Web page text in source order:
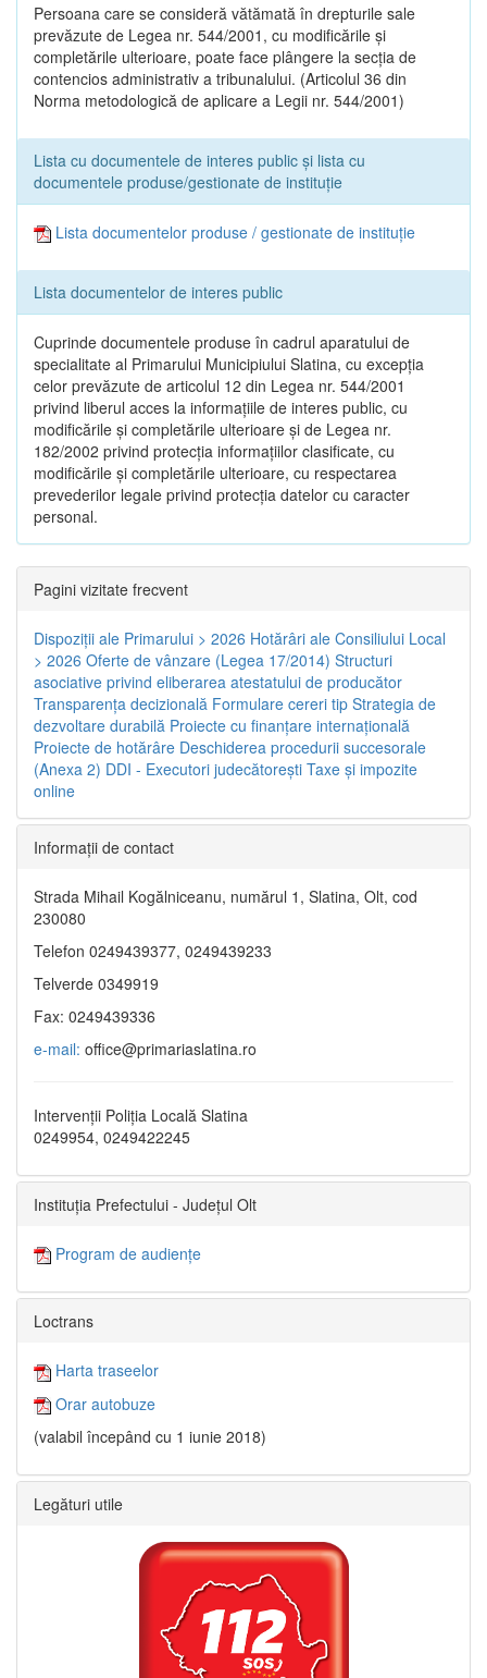
Persoana care se consideră vătămată în drepturile sale
prevăzute de Legea nr. 544/2001, cu modificările şi
completările ulterioare, poate face plângere la secţia de
contencios administrativ a tribunalului. (Articolul 36 din
Norma metodologică de aplicare a Legii nr. 544/2001)
Lista cu documentele de interes public și lista cu
documentele produse/gestionate de instituție
Lista documentelor produse / gestionate de instituție
Lista documentelor de interes public
Cuprinde documentele produse în cadrul aparatului de
specialitate al Primarului Municipiului Slatina, cu excepția
celor prevăzute de articolul 12 din Legea nr. 544/2001
privind liberul acces la informațiile de interes public, cu
modificările și completările ulterioare și de Legea nr.
182/2002 privind protecția informațiilor clasificate, cu
modificările și completările ulterioare, cu respectarea
prevederilor legale privind protecția datelor cu caracter
personal.
Pagini vizitate frecvent
Dispoziţii ale Primarului > 2026 Hotărâri ale Consiliului Local
> 2026 Oferte de vânzare (Legea 17/2014) Structuri
asociative privind eliberarea atestatului de producător
Transparenţa decizională Formulare cereri tip Strategia de
dezvoltare durabilă Proiecte cu finanţare internaţională
Proiecte de hotărâre Deschiderea procedurii succesorale
(Anexa 2) DDI - Executori judecătorești Taxe şi impozite
online
Informaţii de contact
Strada Mihail Kogălniceanu, numărul 1, Slatina, Olt, cod
230080
Telefon 0249439377, 0249439233
Telverde 0349919
Fax: 0249439336
e-mail: office@primariaslatina.ro
Intervenții Poliția Locală Slatina
0249954, 0249422245
Instituția Prefectului - Județul Olt
Program de audiențe
Loctrans
Harta traseelor
Orar autobuze
(valabil începând cu 1 iunie 2018)
Legături utile